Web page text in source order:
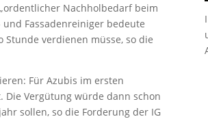
Nachholbedarf beim
Fassadenreiniger bedeute
verdienen müsse, so die
Für Azubis im ersten
Die Vergütung würde dann schon
sollen, so die Forderung der IG